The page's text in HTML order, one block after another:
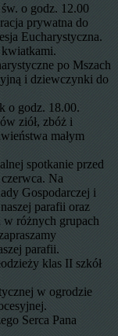
o godz. 12.00
prywatna do
Eucharystyczna.
po Mszach
i dziewczynki do
o godz. 18.00.
ziół, zbóż i
małym
spotkanie przed
Na
Gospodarczej i
parafii oraz
w różnych grupach
parafii.
klas II szkół
w ogrodzie
Serca Pana